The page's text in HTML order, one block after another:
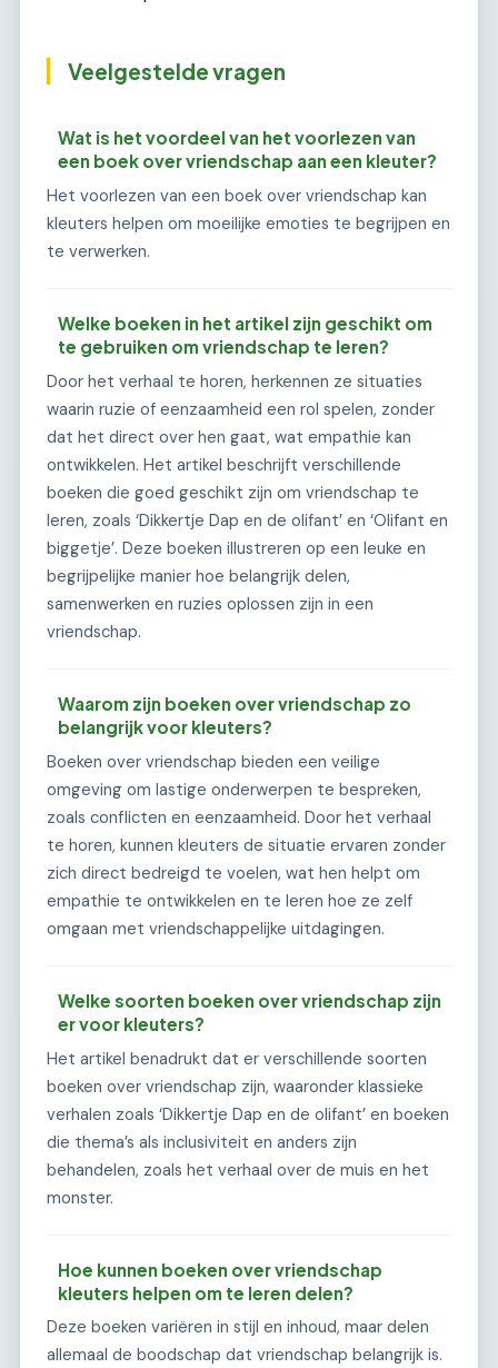
Veelgestelde vragen
Wat is het voordeel van het voorlezen van
een boek over vriendschap aan een kleuter?
Het voorlezen van een boek over vriendschap kan
kleuters helpen om moeilijke emoties te begrijpen en
te verwerken.
Welke boeken in het artikel zijn geschikt om
te gebruiken om vriendschap te leren?
Door het verhaal te horen, herkennen ze situaties
waarin ruzie of eenzaamheid een rol spelen, zonder
dat het direct over hen gaat, wat empathie kan
ontwikkelen. Het artikel beschrijft verschillende
boeken die goed geschikt zijn om vriendschap te
leren, zoals ‘Dikkertje Dap en de olifant’ en ‘Olifant en
biggetje’. Deze boeken illustreren op een leuke en
begrijpelijke manier hoe belangrijk delen,
samenwerken en ruzies oplossen zijn in een
vriendschap.
Waarom zijn boeken over vriendschap zo
belangrijk voor kleuters?
Boeken over vriendschap bieden een veilige
omgeving om lastige onderwerpen te bespreken,
zoals conflicten en eenzaamheid. Door het verhaal
te horen, kunnen kleuters de situatie ervaren zonder
zich direct bedreigd te voelen, wat hen helpt om
empathie te ontwikkelen en te leren hoe ze zelf
omgaan met vriendschappelijke uitdagingen.
Welke soorten boeken over vriendschap zijn
er voor kleuters?
Het artikel benadrukt dat er verschillende soorten
boeken over vriendschap zijn, waaronder klassieke
verhalen zoals ‘Dikkertje Dap en de olifant’ en boeken
die thema’s als inclusiviteit en anders zijn
behandelen, zoals het verhaal over de muis en het
monster.
Hoe kunnen boeken over vriendschap
kleuters helpen om te leren delen?
Deze boeken variëren in stijl en inhoud, maar delen
allemaal de boodschap dat vriendschap belangrijk is.